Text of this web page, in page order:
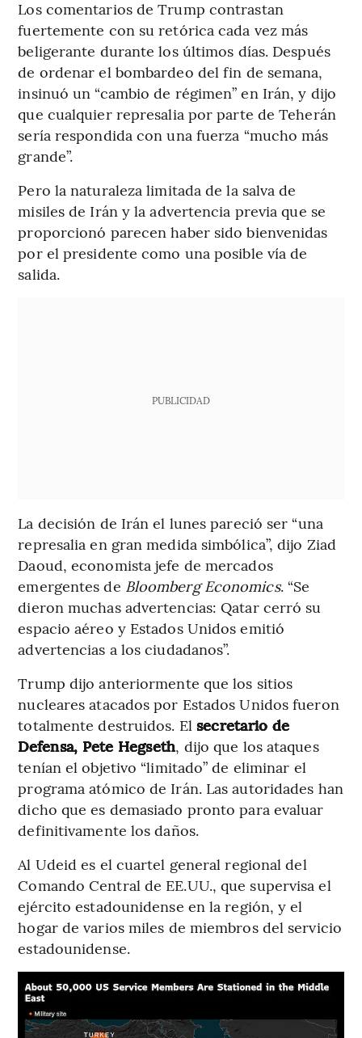
Los comentarios de Trump contrastan
fuertemente con su retórica cada vez más
beligerante durante los últimos días. Después
de ordenar el bombardeo del fin de semana,
insinuó un “cambio de régimen” en Irán, y dijo
que cualquier represalia por parte de Teherán
sería respondida con una fuerza “mucho más
grande”.
Pero la naturaleza limitada de la salva de
misiles de Irán y la advertencia previa que se
proporcionó parecen haber sido bienvenidas
por el presidente como una posible vía de
salida.
PUBLICIDAD
La decisión de Irán el lunes pareció ser “una
represalia en gran medida simbólica”, dijo Ziad
Daoud, economista jefe de mercados
emergentes de Bloomberg Economics. “Se
dieron muchas advertencias: Qatar cerró su
espacio aéreo y Estados Unidos emitió
advertencias a los ciudadanos”.
Trump dijo anteriormente que los sitios
nucleares atacados por Estados Unidos fueron
totalmente destruidos. El secretario de
Defensa, Pete Hegseth, dijo que los ataques
tenían el objetivo “limitado” de eliminar el
programa atómico de Irán. Las autoridades han
dicho que es demasiado pronto para evaluar
definitivamente los daños.
Al Udeid es el cuartel general regional del
Comando Central de EE.UU., que supervisa el
ejército estadounidense en la región, y el
hogar de varios miles de miembros del servicio
estadounidense.